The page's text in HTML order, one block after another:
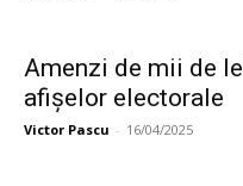
Amenzi de mii de
afișelor electorale
Victor Pascu - 16/04/2025